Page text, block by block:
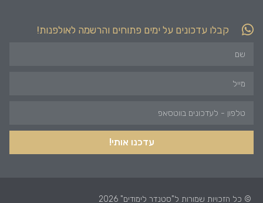
קבלו עדכונים על ימים פתוחים והרשמה לאולפנות!
עדכנו אותי!
© כל הזכויות שמורות ל"סטנדר לימודים" 2026